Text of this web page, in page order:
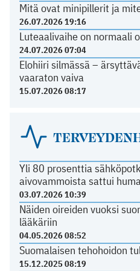
Mitä ovat minipillerit ja
26.07.2026 19:16
Luteaalivaihe on normaali
24.07.2026 07:04
Elohiiri silmässä –
vaaraton vaiva
15.07.2026 08:17
Yli 80 prosenttia
aivovammoista sattui
03.07.2026 10:39
Näiden oireiden vuoksi
lääkäriin
04.05.2026 08:52
Suomalaisen tehohoidon
15.12.2025 08:19